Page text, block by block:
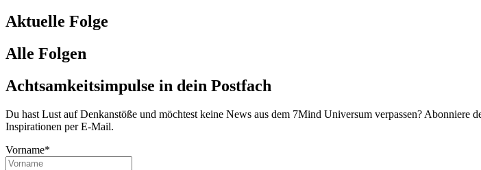
Aktuelle Folge
Alle Folgen
Achtsamkeitsimpulse in dein Postfach
Du hast Lust auf Denkanstöße und möchtest keine News aus dem 7Mind Universum verpassen?
Inspirationen per E-Mail.
Vorname*